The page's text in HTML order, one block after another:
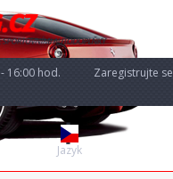
16:00 hod.
Jazyk
Zaregistrujte se